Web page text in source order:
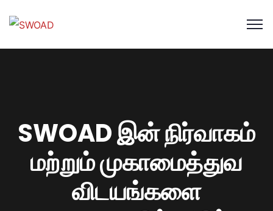
SWOAD இன் நிர்வாகம்
மற்றும் முகாமைத்துவ
விடயங்களை